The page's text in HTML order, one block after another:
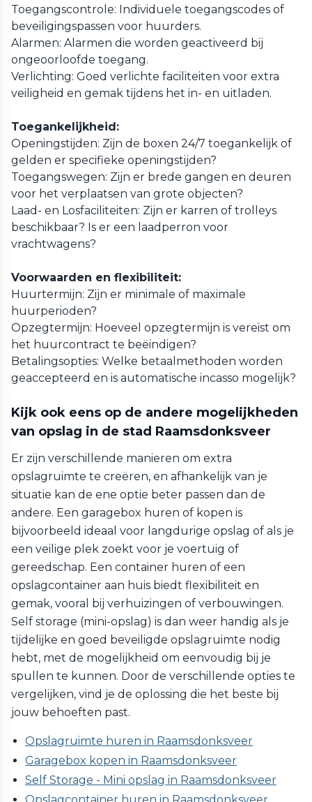
Toegangscontrole: Individuele toegangscodes of
beveiligingspassen voor huurders.
Alarmen: Alarmen die worden geactiveerd bij
ongeoorloofde toegang.
Verlichting: Goed verlichte faciliteiten voor extra
veiligheid en gemak tijdens het in- en uitladen.
Toegankelijkheid:
Openingstijden: Zijn de boxen 24/7 toegankelijk of
gelden er specifieke openingstijden?
Toegangswegen: Zijn er brede gangen en deuren
voor het verplaatsen van grote objecten?
Laad- en Losfaciliteiten: Zijn er karren of trolleys
beschikbaar? Is er een laadperron voor
vrachtwagens?
Voorwaarden en flexibiliteit:
Huurtermijn: Zijn er minimale of maximale
huurperioden?
Opzegtermijn: Hoeveel opzegtermijn is vereist om
het huurcontract te beëindigen?
Betalingsopties: Welke betaalmethoden worden
geaccepteerd en is automatische incasso mogelijk?
Kijk ook eens op de andere mogelijkheden
van opslag in de stad Raamsdonksveer
Er zijn verschillende manieren om extra
opslagruimte te creëren, en afhankelijk van je
situatie kan de ene optie beter passen dan de
andere. Een garagebox huren of kopen is
bijvoorbeeld ideaal voor langdurige opslag of als je
een veilige plek zoekt voor je voertuig of
gereedschap. Een container huren of een
opslagcontainer aan huis biedt flexibiliteit en
gemak, vooral bij verhuizingen of verbouwingen.
Self storage (mini-opslag) is dan weer handig als je
tijdelijke en goed beveiligde opslagruimte nodig
hebt, met de mogelijkheid om eenvoudig bij je
spullen te kunnen. Door de verschillende opties te
vergelijken, vind je de oplossing die het beste bij
jouw behoeften past.
Opslagruimte huren in Raamsdonksveer
Garagebox kopen in Raamsdonksveer
Self Storage - Mini opslag in Raamsdonksveer